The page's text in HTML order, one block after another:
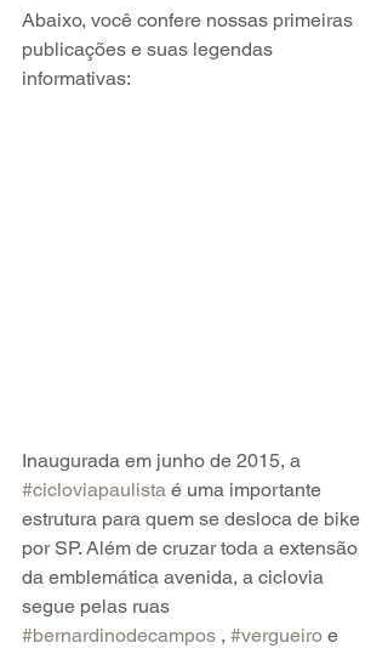
Abaixo, você confere nossas primeiras
publicações e suas legendas
informativas:
Inaugurada em junho de 2015, a
#cicloviapaulista é uma importante
estrutura para quem se desloca de bike
por SP. Além de cruzar toda a extensão
da emblemática avenida, a ciclovia
segue pelas ruas
#bernardinodecampos , #vergueiro e